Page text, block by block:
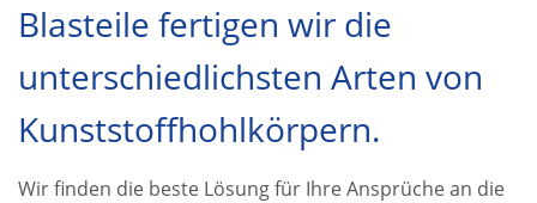
Blasteile fertigen wir die
unterschiedlichsten Arten von
Kunststoffhohlkörpern.
Wir finden die beste Lösung für Ihre Ansprüche an die